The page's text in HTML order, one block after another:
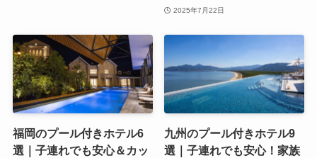
2025年7月22日
福岡のプール付きホテル6
選｜子連れでも安心＆カッ
九州のプール付きホテル9
選｜子連れでも安心！家族